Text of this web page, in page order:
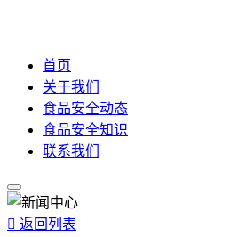
首页
关于我们
食品安全动态
食品安全知识
联系我们
 返回列表